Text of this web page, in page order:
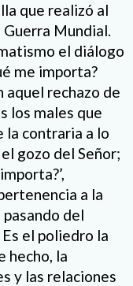
que realizó al
Mundial.
el diálogo
me importa?
aquel rechazo de
los males que
la contraria a lo
gozo del Señor;
a la
del
el poliedro la
hecho, la
y las relaciones